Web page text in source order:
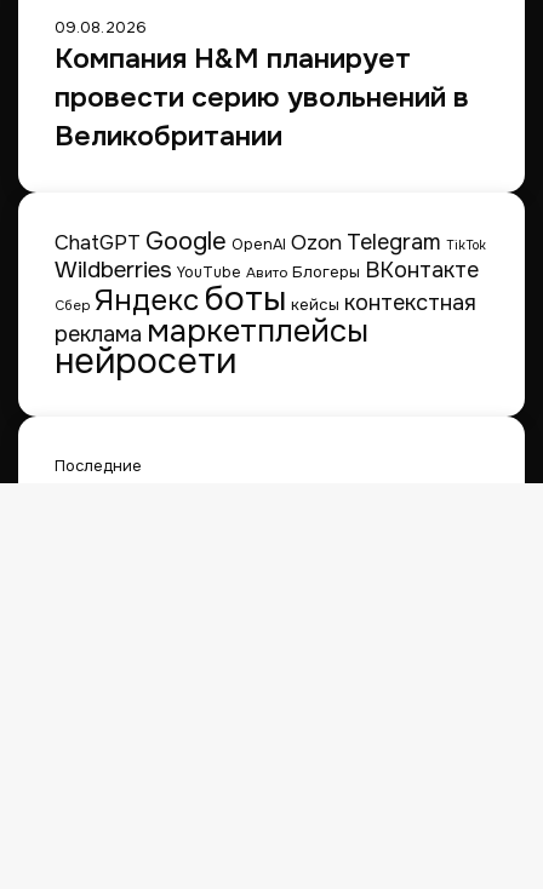
а
в
к
и
09.08.2026
Компания H&M планирует
провести серию увольнений в
Великобритании
ChatGPT Google OpenAI Ozon Telegram TikTok
Wildberries YouTube Авито Блогеры ВКонтакте
Сбер Яндексботы кейсы контекстная
реклама маркетплейсы
нейросети
Последние